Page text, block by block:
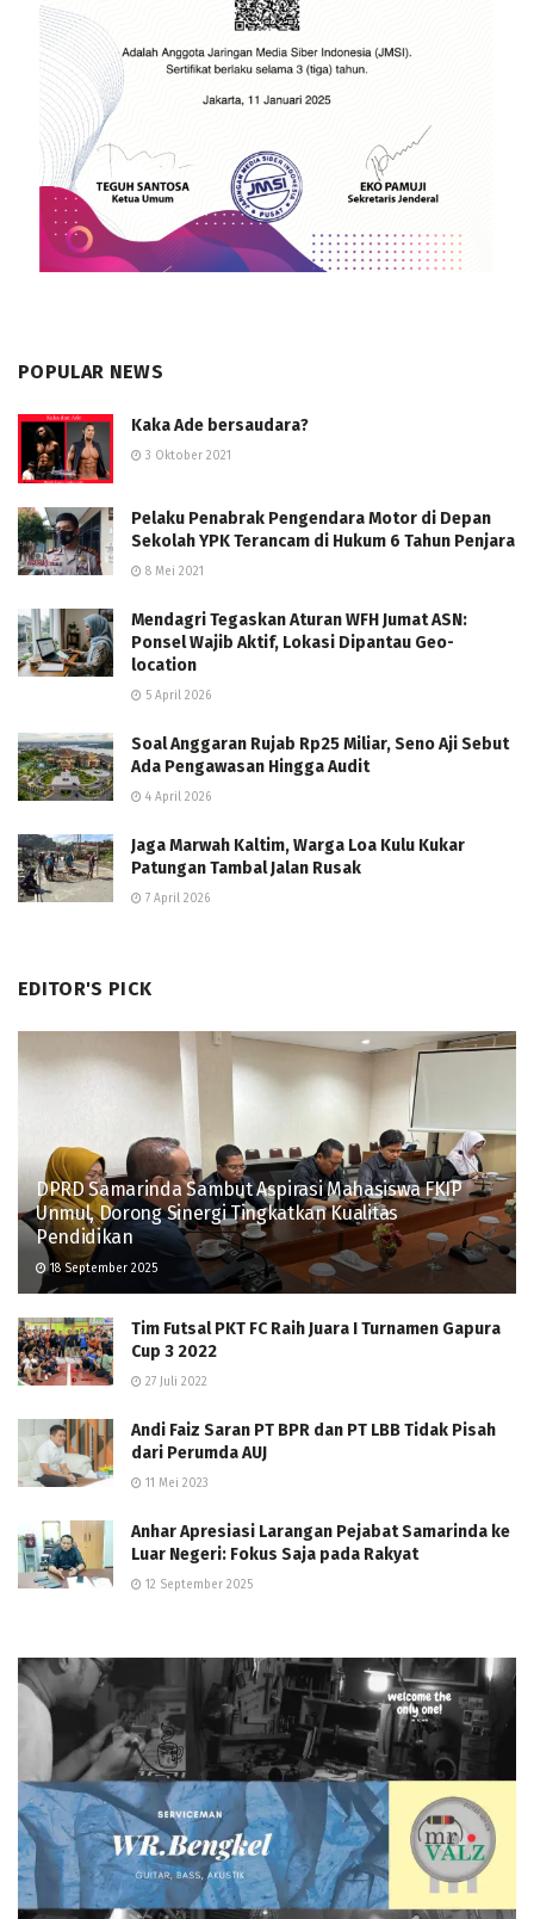
POPULAR NEWS
Kaka Ade bersaudara?
3 Oktober 2021
Pelaku Penabrak Pengendara Motor di Depan
Sekolah YPK Terancam di Hukum 6 Tahun Penjara
8 Mei 2021
Mendagri Tegaskan Aturan WFH Jumat ASN:
Ponsel Wajib Aktif, Lokasi Dipantau Geo-
location
5 April 2026
Soal Anggaran Rujab Rp25 Miliar, Seno Aji Sebut
Ada Pengawasan Hingga Audit
4 April 2026
Jaga Marwah Kaltim, Warga Loa Kulu Kukar
Patungan Tambal Jalan Rusak
7 April 2026
EDITOR'S PICK
DPRD Samarinda Sambut Aspirasi Mahasiswa FKIP
Unmul, Dorong Sinergi Tingkatkan Kualitas
Pendidikan
18 September 2025
Tim Futsal PKT FC Raih Juara I Turnamen Gapura
Cup 3 2022
27 Juli 2022
Andi Faiz Saran PT BPR dan PT LBB Tidak Pisah
dari Perumda AUJ
11 Mei 2023
Anhar Apresiasi Larangan Pejabat Samarinda ke
Luar Negeri: Fokus Saja pada Rakyat
12 September 2025